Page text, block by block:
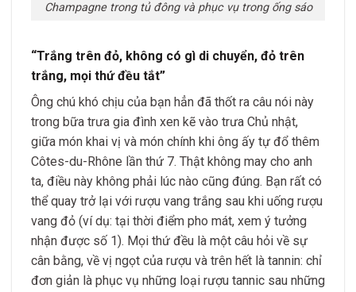
Champagne trong tủ đông và phục vụ trong ống sáo
“Trắng trên đỏ, không có gì di chuyển, đỏ trên
trắng, mọi thứ đều tắt”
Ông chú khó chịu của bạn hẳn đã thốt ra câu nói này
trong bữa trưa gia đình xen kẽ vào trưa Chủ nhật,
giữa món khai vị và món chính khi ông ấy tự đổ thêm
Côtes-du-Rhône lần thứ 7. Thật không may cho anh
ta, điều này không phải lúc nào cũng đúng. Bạn rất có
thể quay trở lại với rượu vang trắng sau khi uống rượu
vang đỏ (ví dụ: tại thời điểm pho mát, xem ý tưởng
nhận được số 1). Mọi thứ đều là một câu hỏi về sự
cân bằng, về vị ngọt của rượu và trên hết là tannin: chỉ
đơn giản là phục vụ những loại rượu tannic sau những